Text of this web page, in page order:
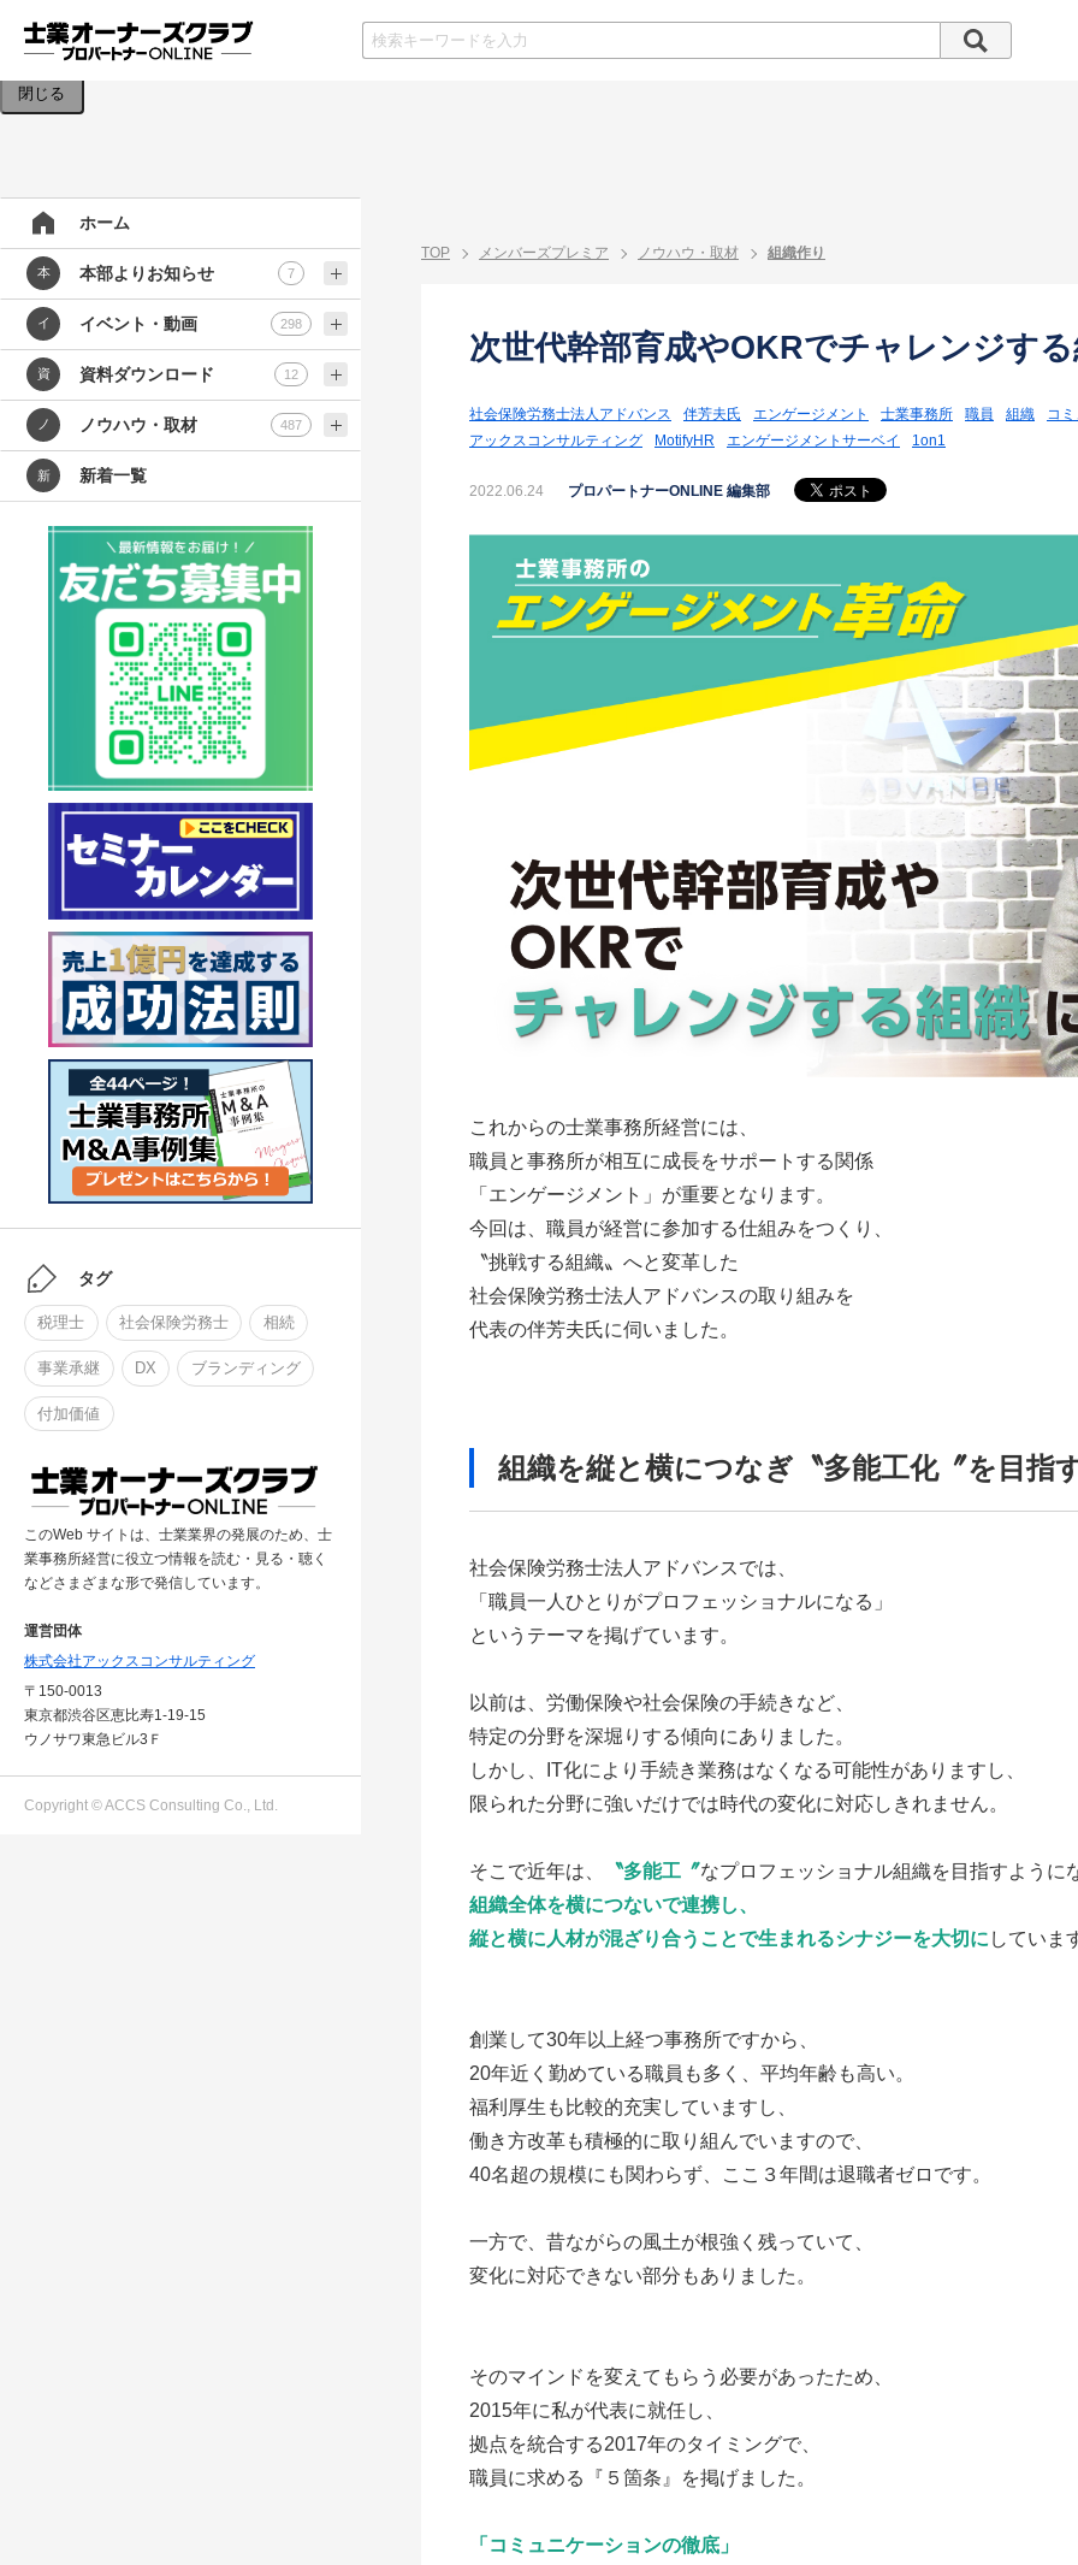
検索条件を入力してください。
閉じる
ホーム
本 本部よりお知らせ 7
イ イベント・動画 298
資 資料ダウンロード 12
ノ ノウハウ・取材 487
新 新着一覧
タグ
税理士 社会保険労務士 相続
事業承継 DX ブランディング
付加価値
このWeb サイトは、士業業界の発展のため、士
業事務所経営に役立つ情報を読む・見る・聴く
などさまざまな形で発信しています。
運営団体
株式会社アックスコンサルティング
〒150-0013
東京都渋谷区恵比寿1-19-15
ウノサワ東急ビル3Ｆ
Copyright © ACCS Consulting Co., Ltd.
TOP メンバーズプレミア ノウハウ・取材 組織作り
次世代幹部育成やOKRでチャレンジす
社会保険労務士法人アドバンス 伴芳夫氏 エンゲージメント 士業事務所 職員 組織
コ
アックスコンサルティング
MotifyHR エンゲージメントサーベイ 1on1
2022.06.24 プロパートナーONLINE 編集部
これからの士業事務所経営には、
職員と事務所が相互に成長をサポートする関係
「エンゲージメント」が重要となります。
今回は、職員が経営に参加する仕組みをつくり、
〝挑戦する組織〟へと変革した
社会保険労務士法人アドバンスの取り組みを
代表の伴芳夫氏に伺いました。
組織を縦と横につなぎ〝多能工化〞を目指
社会保険労務士法人アドバンスでは、
「職員一人ひとりがプロフェッショナルになる」
というテーマを掲げています。
以前は、労働保険や社会保険の手続きなど、
特定の分野を深堀りする傾向にありました。
しかし、IT化により手続き業務はなくなる可能性がありますし、
限られた分野に強いだけでは時代の変化に対応しきれません。
そこで近年は、 〝多能工〞なプロフェッショナル組織を目指すように
組織全体を横につないで連携し、
縦と横に人材が混ざり合うことで生まれるシナジーを大切に していま
創業して30年以上経つ事務所ですから、
20年近く勤めている職員も多く、平均年齢も高い。
福利厚生も比較的充実していますし、
働き方改革も積極的に取り組んでいますので、
40名超の規模にも関わらず、ここ３年間は退職者ゼロです。
一方で、昔ながらの風土が根強く残っていて、
変化に対応できない部分もありました。
そのマインドを変えてもらう必要があったため、
2015年に私が代表に就任し、
拠点を統合する2017年のタイミングで、
職員に求める『５箇条』を掲げました。
「コミュニケーションの徹底」